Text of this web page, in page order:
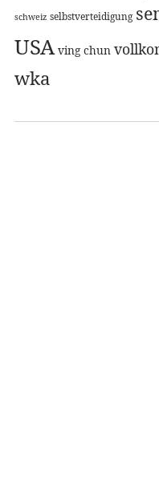
schweiz selbstverteidigung
USA ving chun
wka